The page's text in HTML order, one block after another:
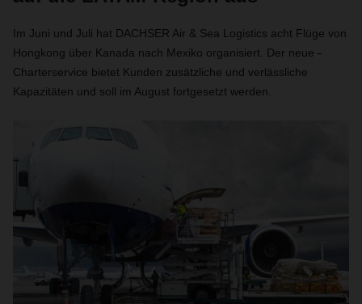
Im Juni und Juli hat DACHSER Air & Sea Logistics acht Flüge von
Hongkong über Kanada nach Mexiko organisiert. Der neue -
Charterservice bietet Kunden zusätzliche und verlässliche
Kapazitäten und soll im August fortgesetzt werden.